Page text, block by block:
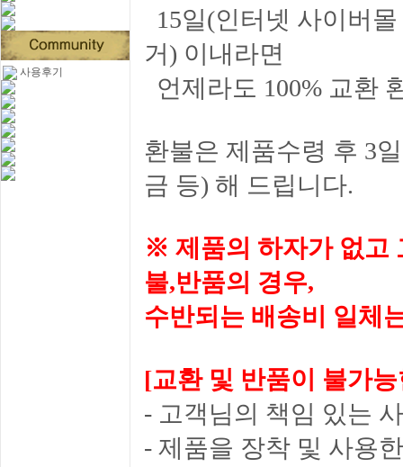
사용후기
15일(인터넷 사이버
거) 이내라면
언제라도 100% 교환
환불은 제품수령 후 3
금 등) 해 드립니다.
※ 제품의 하자가 없고
불,반품의 경우,
수반되는 배송비 일체
[교환 및 반품이 불가
- 고객님의 책임 있는
- 제품을 장착 및 사